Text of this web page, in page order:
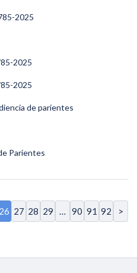
2025
2025
2025
de parientes
Parientes
26 27 28 29 … 90 91 92 >